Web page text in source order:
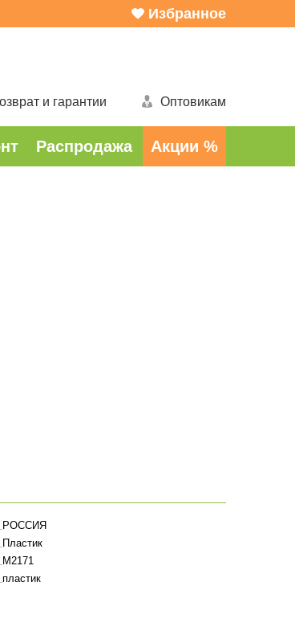
Избранное
и гарантии Оптовикам
Распродажа Акции %
РОССИЯ
Пластик
M2171
пластик